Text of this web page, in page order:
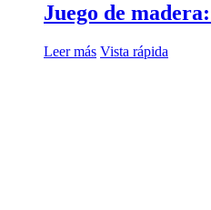
Juego de
Leer más Vista rápida